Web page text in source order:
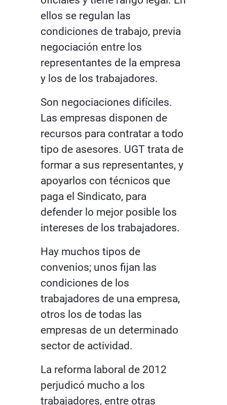
ellos se regulan las
condiciones de trabajo, previa
negociación entre los
representantes de la empresa
y los de los trabajadores.
Son negociaciones difíciles.
Las empresas disponen de
recursos para contratar a todo
tipo de asesores. UGT trata de
formar a sus representantes, y
apoyarlos con técnicos que
paga el Sindicato, para
defender lo mejor posible los
intereses de los trabajadores.
Hay muchos tipos de
convenios; unos fijan las
condiciones de los
trabajadores de una empresa,
otros los de todas las
empresas de un determinado
sector de actividad.
La reforma laboral de 2012
perjudicó mucho a los
trabajadores, entre otras